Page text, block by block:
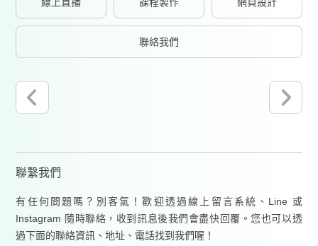
聯絡我們
聯繫我們
有任何問題嗎？別客氣！歡迎透過線上留言系統、Line 或
Instagram 隨時聯絡，收到訊息後我們會盡快回覆。您也可以透
過下面的聯絡資訊、地址、電話找到我們喔！